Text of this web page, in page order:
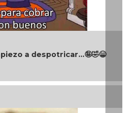
a despotricar...🤪🤣😁